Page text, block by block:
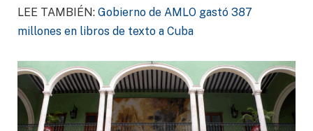
LEE TAMBIÉN: Gobierno de AMLO gastó 387
millones en libros de texto a Cuba